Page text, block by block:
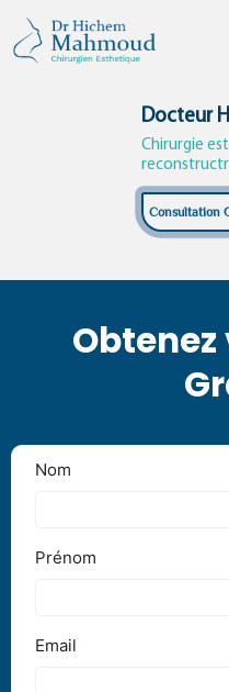
content
Docteur
Chirurgie
Consultation